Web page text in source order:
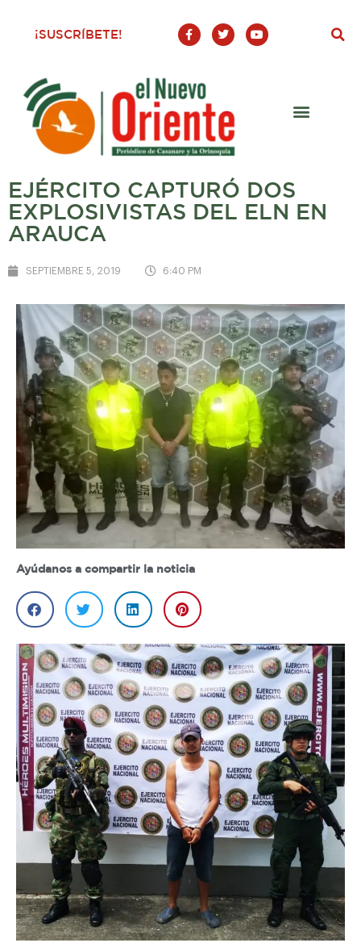
¡SUSCRÍBETE!
F
a
c
o
o
-
T
w
i
Y
o
u
EJÉRCITO CAPTURÓ DOS
EXPLOSIVISTAS DEL ELN EN
ARAUCA
SEPTIEMBRE 5, 2019 6:40 PM
Ayúdanos a compartir la noticia